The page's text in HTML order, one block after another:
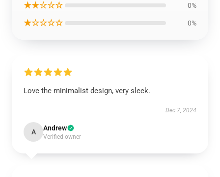
★★☆☆☆ 0%
★☆☆☆☆ 0%
Love the minimalist design, very sleek.
Dec 7, 2024
A Andrew
Verified owner